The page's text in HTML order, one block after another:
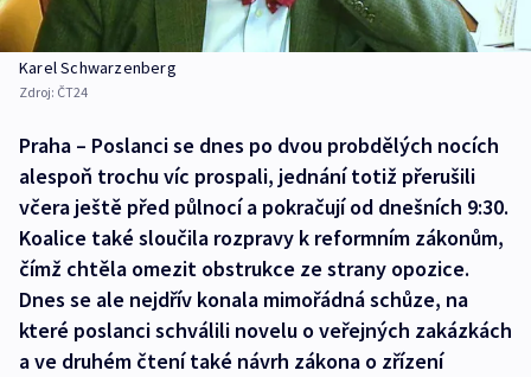
Karel Schwarzenberg
Zdroj: ČT24
Praha – Poslanci se dnes po dvou probdělých nocích
alespoň trochu víc prospali, jednání totiž přerušili
včera ještě před půlnocí a pokračují od dnešních 9:30.
Koalice také sloučila rozpravy k reformním zákonům,
čímž chtěla omezit obstrukce ze strany opozice.
Dnes se ale nejdřív konala mimořádná schůze, na
které poslanci schválili novelu o veřejných zakázkách
a ve druhém čtení také návrh zákona o zřízení